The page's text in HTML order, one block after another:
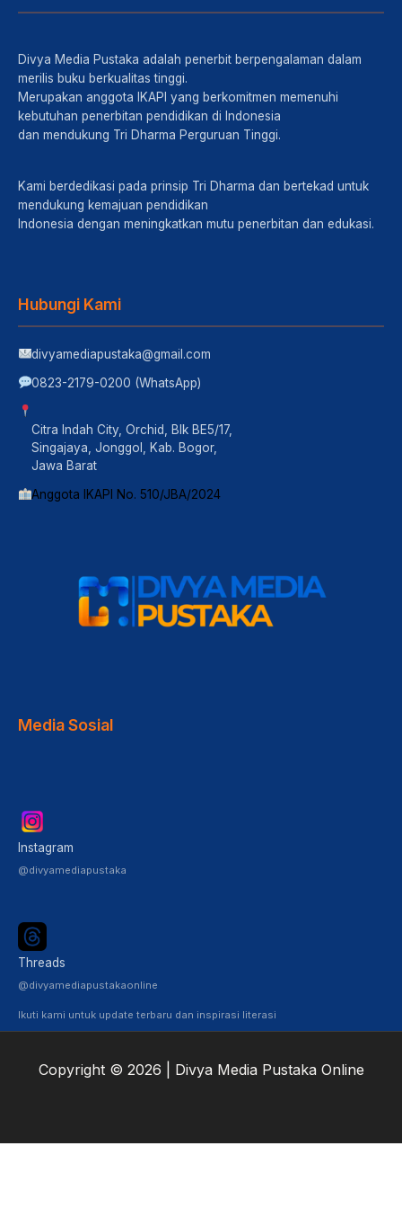
Divya Media Pustaka adalah penerbit berpengalaman dalam
merilis buku berkualitas tinggi.
Merupakan anggota IKAPI yang berkomitmen memenuhi
kebutuhan penerbitan pendidikan di Indonesia
dan mendukung Tri Dharma Perguruan Tinggi.
Kami berdedikasi pada prinsip Tri Dharma dan bertekad untuk
mendukung kemajuan pendidikan
Indonesia dengan meningkatkan mutu penerbitan dan edukasi.
Hubungi Kami
divyamediapustaka@gmail.com
0823-2179-0200 (WhatsApp)
Citra Indah City, Orchid, Blk BE5/17,
Singajaya, Jonggol, Kab. Bogor,
Jawa Barat
Anggota IKAPI No. 510/JBA/2024
Media Sosial
Instagram
@divyamediapustaka
Threads
@divyamediapustakaonline
Ikuti kami untuk update terbaru dan inspirasi literasi
Copyright © 2026 | Divya Media Pustaka Online